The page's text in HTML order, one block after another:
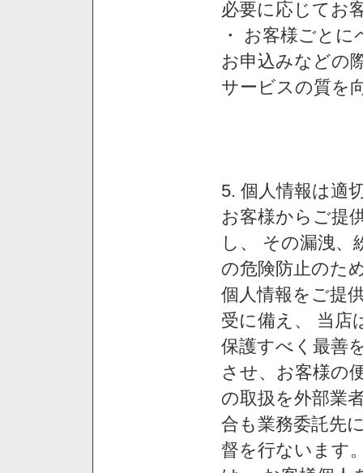
必要に応じてお
・ お客様ごと
お申込みなどの
サービスの質を
5. 個人情報は適
お客様からご提
し、 その漏洩、
の危険防止のた
個人情報をご提
受に備え、 当店
保護すべく最善
させ、お客様の
の取扱を外部業
合も業務委託先
督を行ないます